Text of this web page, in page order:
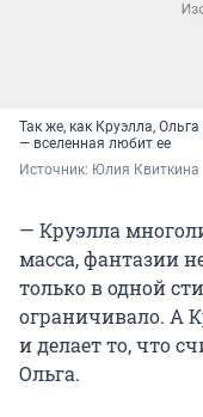
Так же, как Круэлла,
— вселенная любит ее
Источник: Юлия Квиткина
— Круэлла
масса, фантазии
только в одной
ограничивало. А
и делает то, что
Ольга.